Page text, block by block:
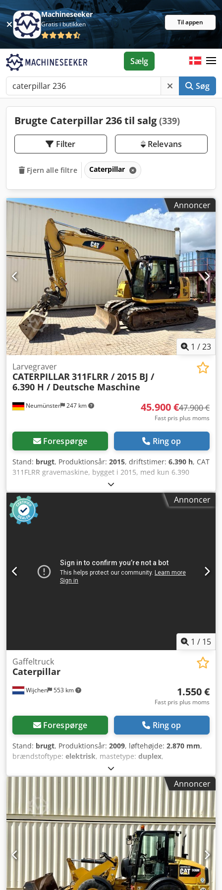
Machineseeker
Gratis i butikken Til appen
Søg
Sælg
Brugte Caterpillar 236 til salg (339)
Filter Relevans
Fjern alle filtre Caterpillar
Annoncer
1 /23
Neumünster 247 km
Larvegraver
CATERPILLAR311FLRR / 2015 BJ /
6.390 H / Deutsche Maschine
45.900 €47.900 €
Fast pris plus moms
Forespørge Ring op
Stand: brugt, Produktionsår: 2015, driftstimer: 6.390 h, CAT
311FLRR gravemaskine, bygget i 2015, med kun 6.390
driftstimer! ---- * Producent: CAT * Type: 311FL RR *
Byggeår: 2015 * Aflæste driftstimer: ca. 6.390 Codpfxey
Sdlzs Agtorf * Seneste service ved ca. 5.960 timer * Inkl.
hydraulisk hurtigskift CW20 * Inkl. hydraulisk skovl til
håndtering af paller * Tysk maskine * 1. ejer *
(kontakt Erik via WhatsApp) * Pris: 45.900 euro, netto + 19%
moms ---- Ved yderligere spørgsmål, ring venligst: Erik
Kortum: WhatsApp ?Alle oplysninger er uden garanti, og
Annoncer
1 / 15
Wijchen 553 km
Gaffeltruck
Caterpillar
1.550 €
Fast pris plus moms
Forespørge Ring op
Stand: brugt, Produktionsår: 2009, løftehøjde: 2.870 mm,
brændstoftype: elektrisk, mastetype: duplex,
, total højde:
længde:1.960 mm, samlet bredde:850 mm, farve:sort,
Egenvægt: 1.270 kg Løftekapacitet: 1.200 kg - Årgang: 2009
- Dokumentation tilgængelig: Ja - Type dokumentation:
Brugermanual - CE-mærkning: Ja - CE-certifikat: Nej -
Serienummer: 7XL00043 - Type: Stående gaffeltruck -
Løftekraft: 1200 kg - Løftehøjde: 2870 mm Codozrmglspfx
Agtorf - Frihøjde: 1950 mm - Gaffellængde: 1140 mm -
Gaffelbredde: 560 mm - Mast: Duplex - Drivmiddel:
Elektrisk - Batteriinformation: - Mærke/type: PZS 345 -
Batteriets årgang: 2009 - Kapacitet: 345 Ah -
Batterispænding: 24 V - Truglængde [mm]: 790 -
Annoncer